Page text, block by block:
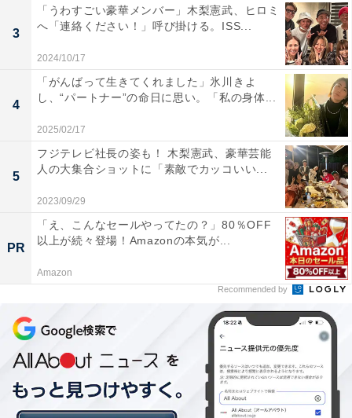
3
「うわすごい豪華メンバー」木梨憲武、ヒロミ
へ「連絡ください！」呼び掛ける。ISS...
2024/10/17
4
「がんばって生きてくれました」氷川きよ
し、“パートナー”の命日に思い。「私の身体...
2025/02/17
5
フジテレビ社長の姿も！ 木梨憲武、豪華芸能
人の大集合ショットに「素敵でカッコいい...
2023/09/29
PR
「え、こんなセールやってたの？」80％OFF
以上が続々登場！Amazonの本気が...
Amazon
Recommended by